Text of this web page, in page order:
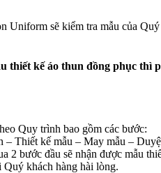
Uniform sẽ kiểm tra mẫu của
thiết kế áo thun đồng phục thì
Quy trình bao gồm các bước:
– Thiết kế mẫu – May mẫu –
2 bước đầu sẽ nhận được mẫu
Quý khách hàng hài lòng.